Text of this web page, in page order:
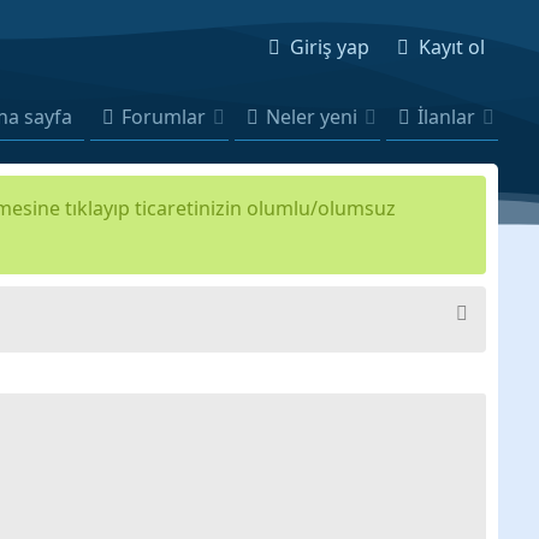
Giriş yap Kayıt ol
sayfa Forumlar Neler yeni İlanlar
tıklayıp ticaretinizin olumlu/olumsuz